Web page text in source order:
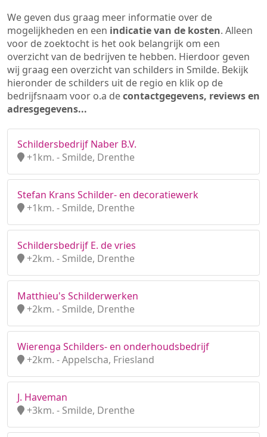
We geven dus graag meer informatie over de
mogelijkheden en een indicatie van de kosten. Alleen
voor de zoektocht is het ook belangrijk om een
overzicht van de bedrijven te hebben. Hierdoor geven
wij graag een overzicht van schilders in Smilde. Bekijk
hieronder de schilders uit de regio en klik op de
bedrijfsnaam voor o.a decontactgegevens, reviews en
adresgegevens...
Schildersbedrijf Naber B.V.
+1km. - Smilde, Drenthe
Stefan Krans Schilder- en decoratiewerk
+1km. - Smilde, Drenthe
Schildersbedrijf E. de vries
+2km. - Smilde, Drenthe
Matthieu's Schilderwerken
+2km. - Smilde, Drenthe
Wierenga Schilders- en onderhoudsbedrijf
+2km. - Appelscha, Friesland
J. Haveman
+3km. - Smilde, Drenthe